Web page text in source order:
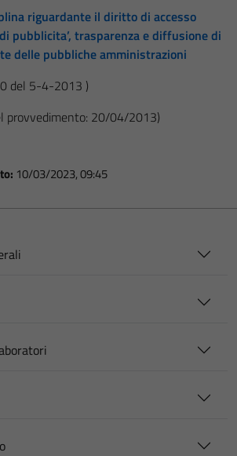
riguardante il diritto di accesso
pubblicita’, trasparenza e diffusione di
delle pubbliche amministrazioni
del 5-4-2013 )
provvedimento: 20/04/2013)
10/03/2023, 09:45